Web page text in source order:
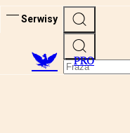
Serwisy
PRO